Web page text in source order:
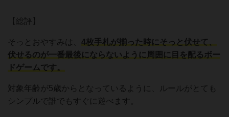
【総評】
そっとおやすみは、 4枚手札が揃った時にそっと伏せて、
伏せるのが一番最後にならないように周囲に目を配るボー
ドゲームです。
対象年齢が5歳からとなっているように、ルールがとても
シンプルで誰でもすぐに遊べます。